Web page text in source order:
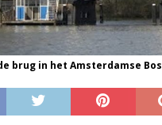
brug in het Amsterdamse Bos